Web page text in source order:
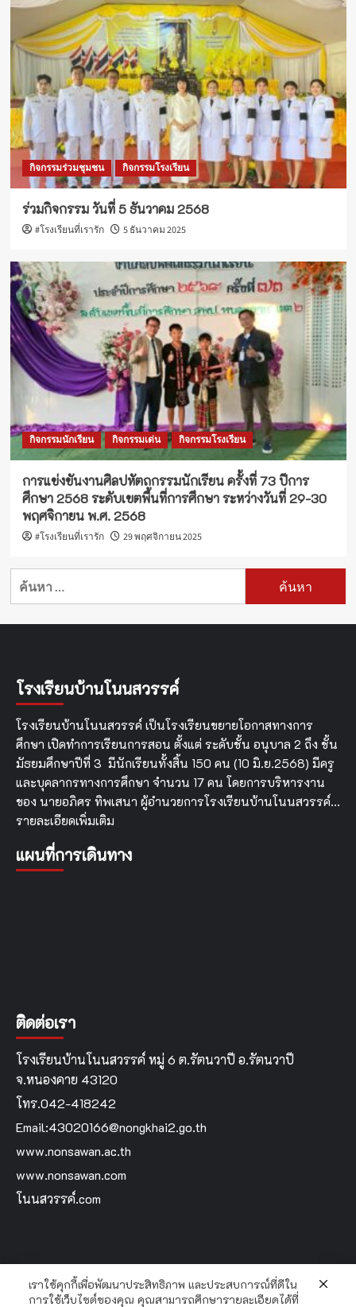
กิจกรรมร่วมชุมชน กิจกรรมโรงเรียน
ร่วมกิจกรรม วันที่ 5 ธันวาคม 2568
#โรงเรียนที่เรารัก 5 ธันวาคม 2025
กิจกรรมนักเรียน กิจกรรมเด่น กิจกรรมโรงเรียน
การแข่งขันงานศิลปหัตถกรรมนักเรียน ครั้งที่ 73 ปีการ
ศึกษา 2568 ระดับเขตพื้นที่การศึกษา ระหว่างวันที่ 29-30
พฤศจิกายน พ.ศ. 2568
#โรงเรียนที่เรารัก 29 พฤศจิกายน 2025
ค้นหา
โรงเรียนบ้านโนนสวรรค์
โรงเรียนบ้านโนนสวรรค์ เป็นโรงเรียนขยายโอกาสทางการ
ศึกษา เปิดทำการเรียนการสอน ตั้งแต่ ระดับชั้น อนุบาล 2 ถึง ชั้น
มัธยมศึกษาปีที่ 3 มีนักเรียนทั้งสิ้น 150 คน (10 มิ.ย.2568) มีครู
และบุคลากรทางการศึกษา จำนวน 17 คน โดยการบริหารงาน
ของ นายอภิศร ทิพเสนา ผู้อำนวยการโรงเรียนบ้านโนนสวรรค์…
รายละเอียดเพิ่มเติม
แผนที่การเดินทาง
ติดต่อเรา
โรงเรียนบ้านโนนสวรรค์ หมู่ 6 ต.รัตนวาปี อ.รัตนวาปี
จ.หนองคาย 43120
โทร.042-418242
Email:43020166@nongkhai2.go.th
www.nonsawan.ac.th
www.nonsawan.com
โนนสวรรค์.com
Home
เราใช้คุกกี้เพื่อพัฒนาประสิทธิภาพ และประสบการณ์ที่ดีใน
การใช้เว็บไซต์ของคุณ คุณสามารถศึกษารายละเอียดได้ที่